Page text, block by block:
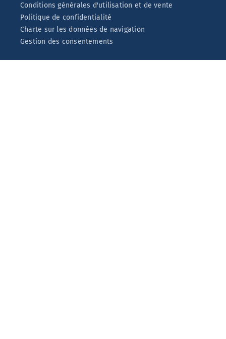
Conditions générales d'utilisation et de vente
Politique de confidentialité
Charte sur les données de navigation
Gestion des consentements